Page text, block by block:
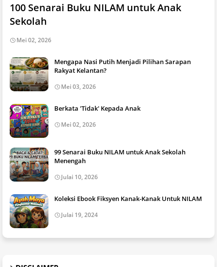
100 Senarai Buku NILAM untuk Anak
Sekolah
Mei 02, 2026
Mengapa Nasi Putih Menjadi Pilihan Sarapan
Rakyat Kelantan?
Mei 03, 2026
Berkata 'Tidak' Kepada Anak
Mei 02, 2026
99 Senarai Buku NILAM untuk Anak Sekolah
Menengah
Julai 10, 2026
Koleksi Ebook Fiksyen Kanak-Kanak Untuk NILAM
Julai 19, 2024